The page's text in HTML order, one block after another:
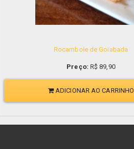
Rocambole de Goiabada
Preço: R$89,90
ADICIONAR AO CARRINHO